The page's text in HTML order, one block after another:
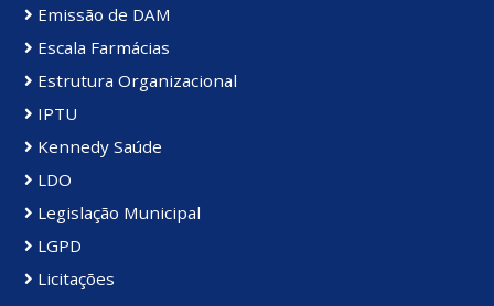
Emissão de DAM
Escala Farmácias
Estrutura Organizacional
IPTU
Kennedy Saúde
LDO
Legislação Municipal
LGPD
Licitações